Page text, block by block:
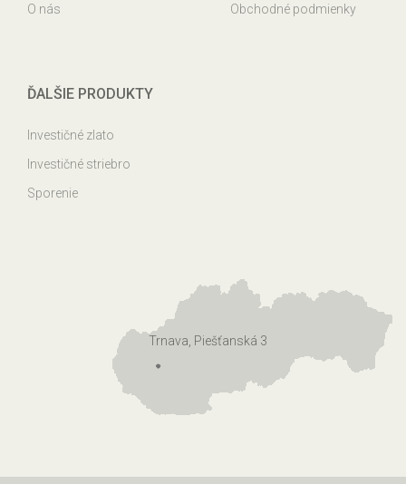
O nás
Obchodné podmienky
ĎALŠIE PRODUKTY
Investičné zlato
Investičné striebro
Sporenie
Trnava, Piešťanská 3